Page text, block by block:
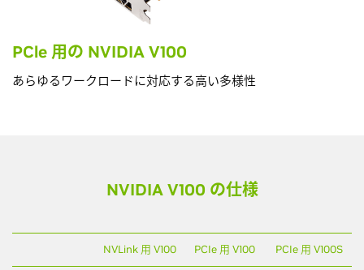
PCle 用の NVIDIA V100
あらゆるワークロードに対応する高い多様性
NVIDIA V100 の仕様
NVLink 用 V100 PCIe 用 V100 PCIe 用 V100S